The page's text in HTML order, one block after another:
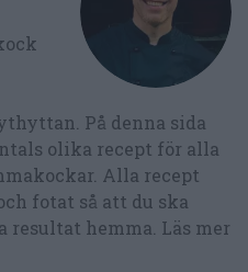
På denna sida
olika recept för alla
Alla recept
fotat så att du ska
resultat hemma. Läs mer